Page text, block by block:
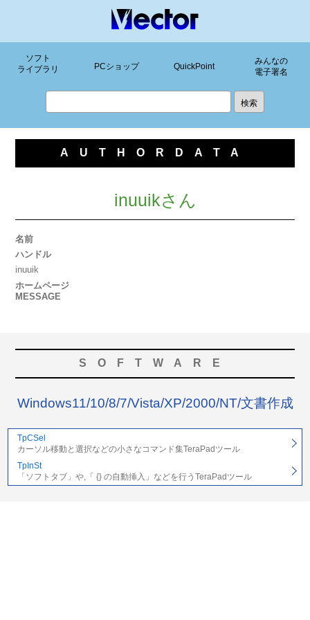
ソフト
ライブラリ
PCショップ QuickPoint
みんなの
電子署名
AUTHORDATA
inuuikさん
名前
ハンドル
inuuik
ホームページ
MESSAGE
SOFTWARE
Windows11/10/8/7/Vista/XP/2000/NT/文書作成
TpCSel
カーソル移動と選択などの小さなコマンド集TeraPadツール
TpInSt
「ソフトタブ」や,「 {} の自動挿入」などを行うTeraPadツール